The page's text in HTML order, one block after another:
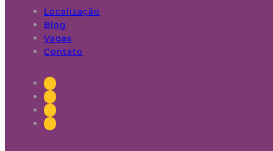
Localização
Blog
Vagas
Contato